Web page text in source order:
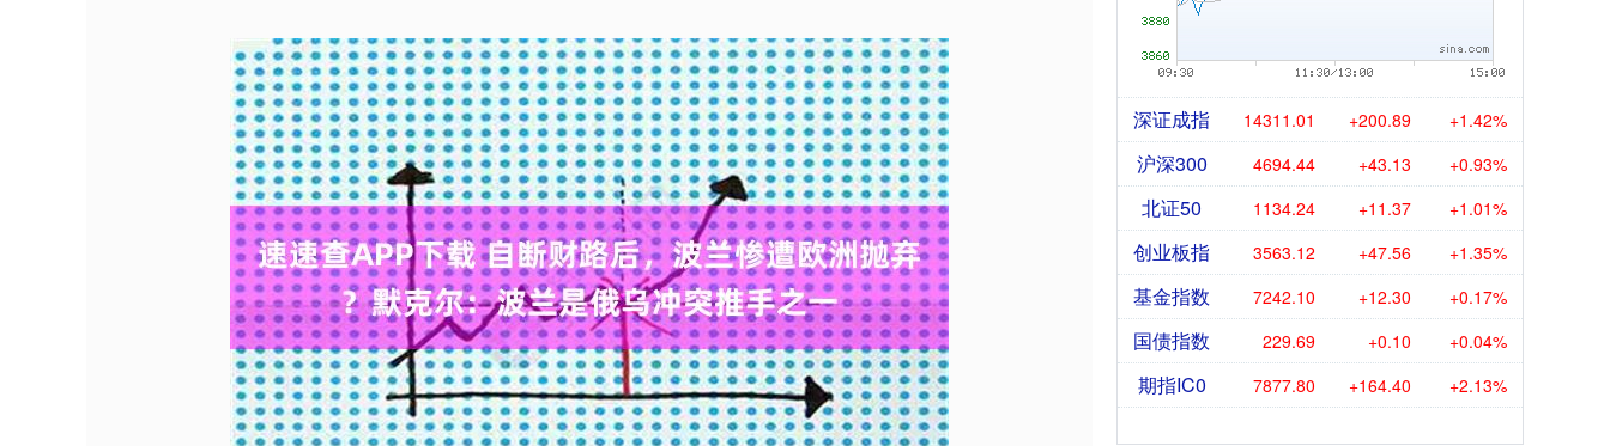
深证成指 14311.01 +200.89 +1.42%
沪深300 4694.44 +43.13 +0.93%
北证50 1134.24 +11.37 +1.01%
创业板指 3563.12 +47.56 +1.35%
基金指数 7242.10 +12.30 +0.17%
国债指数 229.69 +0.10 +0.04%
期指IC0 7877.80 +164.40 +2.13%